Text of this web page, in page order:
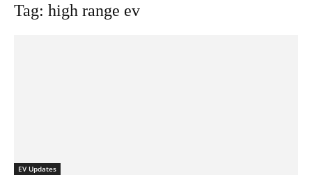
Tag: high range ev
EV Updates